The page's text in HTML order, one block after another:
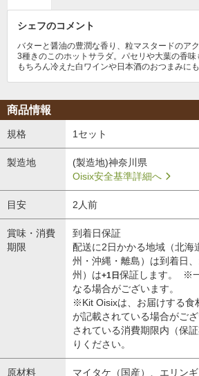
シェフのコメント
バターと醤油の豊潤な香り、粒マスタードのア
3種きのこのホットサラダ。パセリや大葉の香
もちろん冷えた白ワインや日本酒のおつまみに